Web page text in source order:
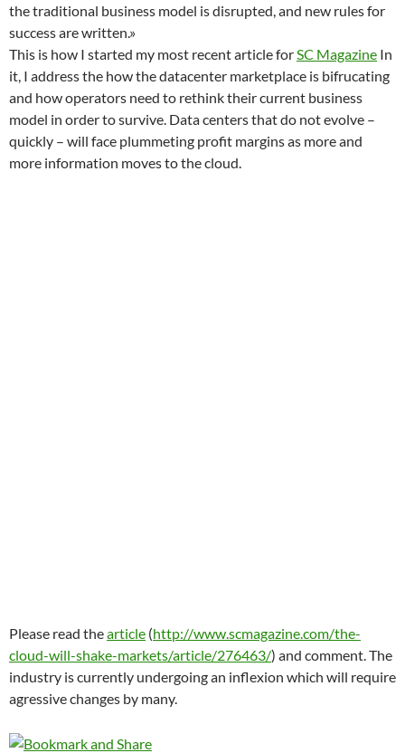
the traditional business model is disrupted, and new rules for
success are written.»
This is how I started my most recent article forSC Magazine In
it, I address the how the datacenter marketplace is bifrucating
and how operators need to rethink their current business
model in order to survive. Data centers that do not evolve –
quickly – will face plummeting profit margins as more and
more information moves to the cloud.
Please read thearticle (http://www.scmagazine.com/the-
cloud-will-shake-markets/article/276463/) and comment. The
industry is currently undergoing an inflexion which will require
agressive changes by many.